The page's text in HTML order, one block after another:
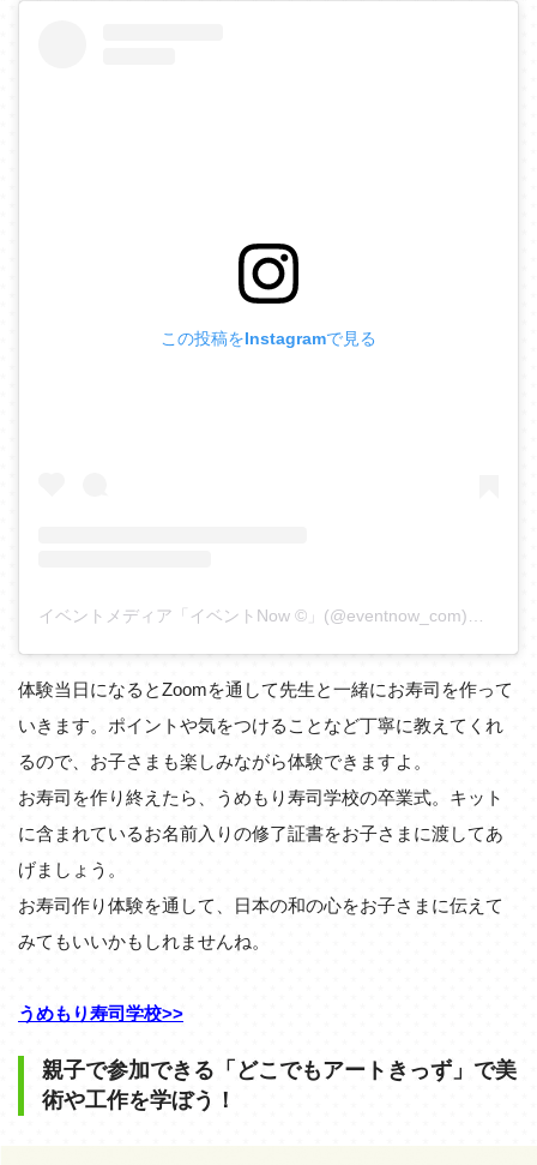
この投稿をInstagramで見る
体験当日になるとZoomを通して先生と一緒にお寿司を作って
いきます。ポイントや気をつけることなど丁寧に教えてくれ
るので、お子さまも楽しみながら体験できますよ。
お寿司を作り終えたら、うめもり寿司学校の卒業式。キット
に含まれているお名前入りの修了証書をお子さまに渡してあ
げましょう。
お寿司作り体験を通して、日本の和の心をお子さまに伝えて
みてもいいかもしれませんね。
うめもり寿司学校>>
親子で参加できる「どこでもアートきっず」で美
術や工作を学ぼう！